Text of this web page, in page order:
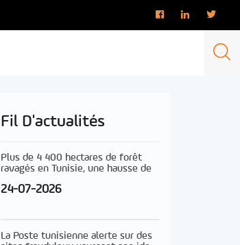
Fil D'actualités
Plus de 4 400 hectares de forêt
ravagés en Tunisie, une hausse de
24-07-2026
La Poste tunisienne alerte sur des